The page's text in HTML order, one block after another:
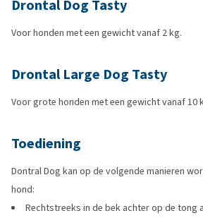
Drontal Dog Tasty
Voor honden met een gewicht vanaf 2 kg.
Drontal Large Dog Tasty
Voor grote honden met een gewicht vanaf 10
Toediening
Dontral Dog kan op de volgende manieren
hond:
Rechtstreeks in de bek achter op de tong